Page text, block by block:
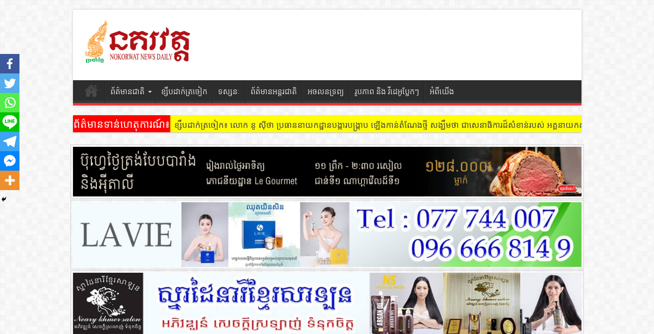
ព័ត៌មានជាតិ ខ្សឹបដាក់ត្រចៀក ទស្សនៈ ព័ត៌មានអន្តរជាតិ អចលនទ្រព្យ រូបភាព និង វីដេអូប្លែកៗ អំពីយើង
ព័ត៌មានទាន់ហេតុការណ៍៖ ខ្សឹបដាក់ត្រចៀក ៖ អគារ Sky 31 នៅខណ្ឌទួលគោក មានអ្នកជួលបន្ទប់បើកល្បែងសុីសង នៅជាន់ទី៩ បន្ទប់ ៩០២ !